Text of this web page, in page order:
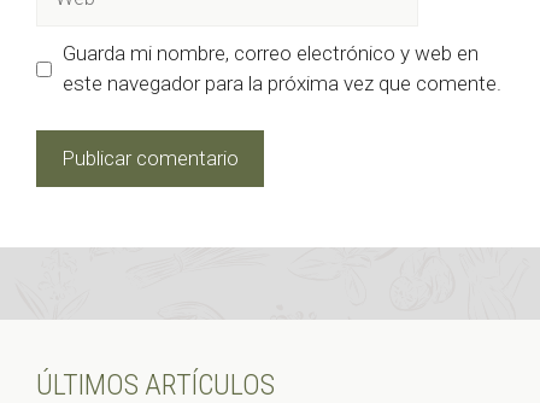
Guarda mi nombre, correo electrónico y web en
este navegador para la próxima vez que comente.
ÚLTIMOS ARTÍCULOS